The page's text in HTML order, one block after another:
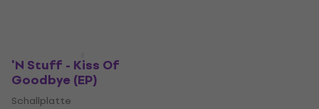
'N Stuff - Kiss Of
Goodbye (EP)
Schallplatte